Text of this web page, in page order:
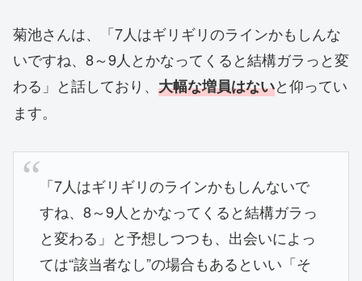
菊池さんは、「7人はギリギリのラインかもしんな
いですね、8～9人とかなってくると結構ガラっと変
わる」と話しており、 大幅な増員はないと仰ってい
ます。
「7人はギリギリのラインかもしんないで
すね、8～9人とかなってくると結構ガラっ
と変わる」と予想しつつも、出会いによっ
ては“該当者なし”の場合もあるといい「そ